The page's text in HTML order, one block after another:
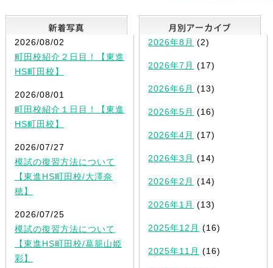
新着写真
2026/08/02
町田校紹介２日目！【東進
HS町田校】
2026/08/01
町田校紹介１日目！【東進
HS町田校】
2026/07/27
模試の復習方法について
【東進HS町田校/大澤奈
穂】
2026/07/25
模試の復習方法について
【東進HS町田校/葛籠山姫
彩】
2026年8月 (2)
2026年7月 (17)
2026年6月 (13)
2026年5月 (16)
2026年4月 (17)
2026年3月 (14)
2026年2月 (14)
2026年1月 (13)
2025年12月 (16)
2025年11月 (16)